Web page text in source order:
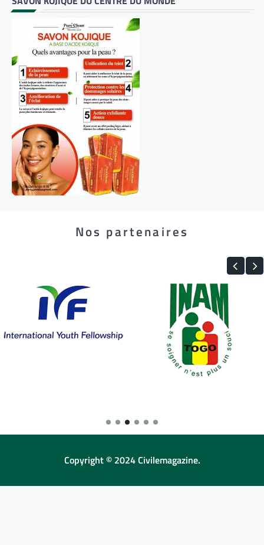
Nos partenaires
Copyright © 2024 Civilemagazine.